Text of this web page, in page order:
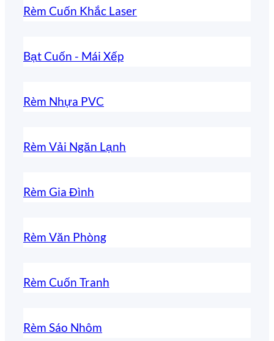
Rèm Cuốn Khắc Laser
Bạt Cuốn - Mái Xếp
Rèm Nhựa PVC
Rèm Vải Ngăn Lạnh
Rèm Gia Đình
Rèm Văn Phòng
Rèm Cuốn Tranh
Rèm Sáo Nhôm